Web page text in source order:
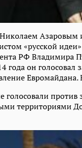
Азаровым
«русской
РФ Владимира
года он голосовал
Евромайдана.
голосовали
территориями